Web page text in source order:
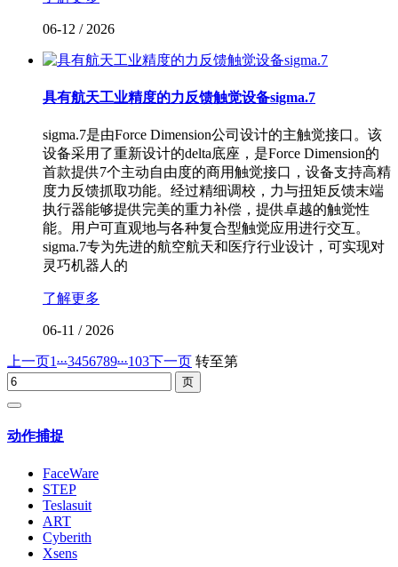
06-12 / 2026
具有航天工业精度的力反馈触觉设备sigma.7
sigma.7是由Force Dimension公司设计的主触觉接口。该
设备采用了重新设计的delta底座，是Force Dimension的
首款提供7个主动自由度的商用触觉接口，设备支持高精
度力反馈抓取功能。经过精细调校，力与扭矩反馈末端
执行器能够提供完美的重力补偿，提供卓越的触觉性
能。用户可直观地与各种复合型触觉应用进行交互。
sigma.7专为先进的航空航天和医疗行业设计，可实现对
灵巧机器人的
了解更多
06-11 / 2026
上一页1...3456789...103下一页 转至第
动作捕捉
FaceWare
STEP
Teslasuit
ART
Cyberith
Xsens